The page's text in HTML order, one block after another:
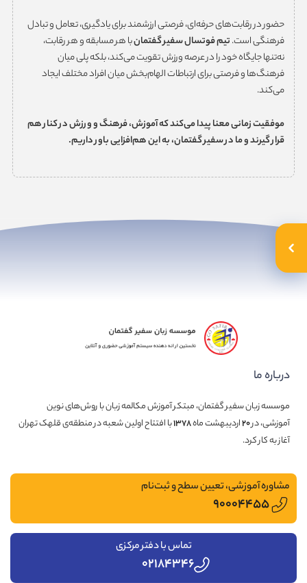
حضور در رقابت‌های حرفه‌ای، فرصتی ارزشمند برای یادگیری، تعامل و تبادل
فرهنگی است.تیم فوتسال سفیر گفتمانبا هر مسابقه و هر رقابت،
نه‌تنها جایگاه خود را در عرصه ورزش تقویت می‌کند، بلکه پلی میان
فرهنگ‌ها و فرصتی برای ارتباطات الهام‌بخش میان افراد مختلف ایجاد
می‌کند.
موفقیت زمانی معنا پیدا می‌کند که آموزش، فرهنگ و ورزش در کنار هم
قرار گیرند و ما در سفیر گفتمان، به این هم‌افزایی باور داریم.
درباره ما
موسسه زبان سفیر گفتمان، مبتکر آموزش مکالمه زبان با روش‌های نوین
آموزشی، در۲۰اردیبهشت ماه۱۳۷۸با افتتاح اولین شعبه در منطقه‌ی قلهک تهران
آغاز به کار کرد.
مشاوره آموزشی، تعیین سطح و ثبت‌نام
۹۰۰۰۴۴۵۵
تماس با دفتر مرکزی
۰۲۱۸۴۳۴۶